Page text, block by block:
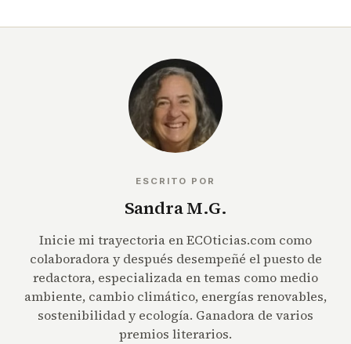
ESCRITO POR
Sandra M.G.
Inicie mi trayectoria en ECOticias.com como
colaboradora y después desempeñé el puesto de
redactora, especializada en temas como medio
ambiente, cambio climático, energías renovables,
sostenibilidad y ecología. Ganadora de varios
premios literarios.